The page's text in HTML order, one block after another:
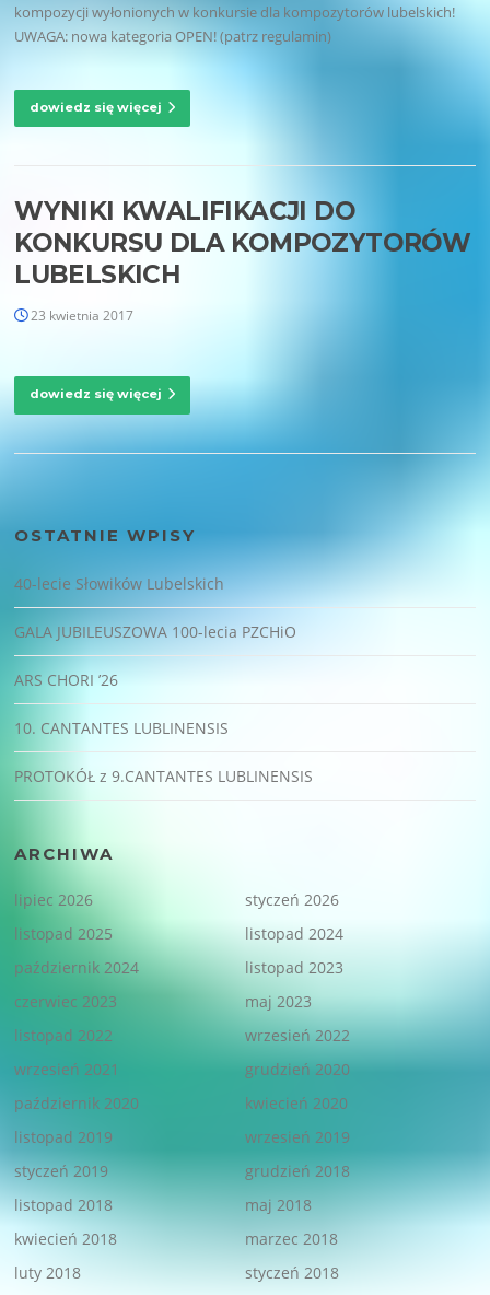
kompozycji wyłonionych w konkursie dla kompozytorów lubelskich!
UWAGA: nowa kategoria OPEN! (patrz regulamin)
dowiedz się więcej
WYNIKI KWALIFIKACJI DO
KONKURSU DLA KOMPOZYTORÓW
LUBELSKICH
23 kwietnia 2017
dowiedz się więcej
OSTATNIE WPISY
40-lecie Słowików Lubelskich
GALA JUBILEUSZOWA 100-lecia PZCHiO
ARS CHORI ’26
10. CANTANTES LUBLINENSIS
PROTOKÓŁ z 9.CANTANTES LUBLINENSIS
ARCHIWA
lipiec 2026
styczeń 2026
listopad 2025
listopad 2024
październik 2024
listopad 2023
czerwiec 2023
maj 2023
listopad 2022
wrzesień 2022
wrzesień 2021
grudzień 2020
październik 2020
kwiecień 2020
listopad 2019
wrzesień 2019
styczeń 2019
grudzień 2018
listopad 2018
maj 2018
kwiecień 2018
marzec 2018
luty 2018
styczeń 2018